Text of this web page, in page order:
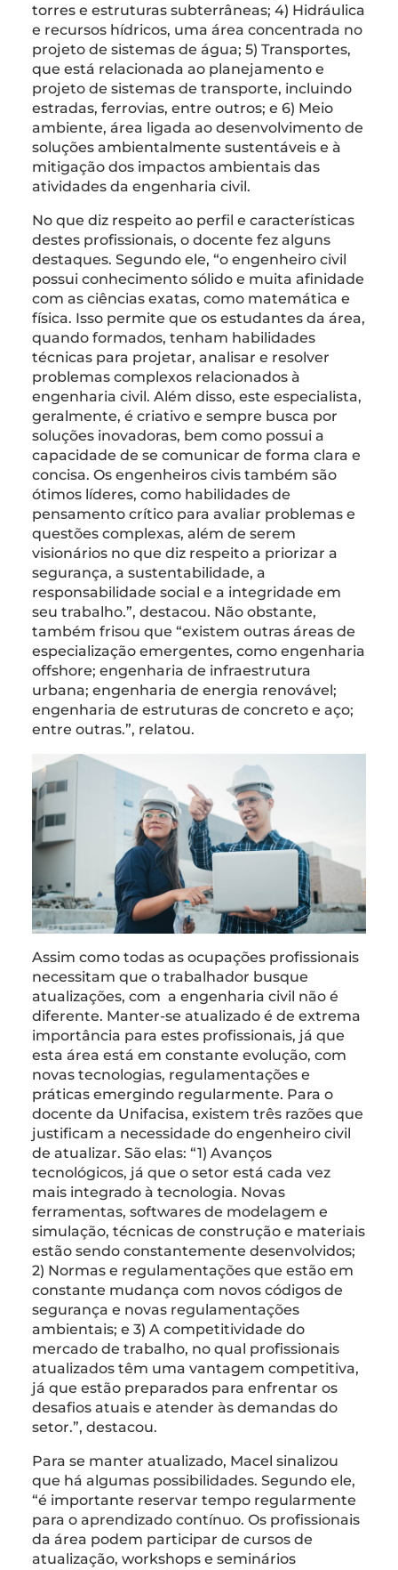
torres e estruturas subterrâneas; 4) Hidráulica
e recursos hídricos, uma área concentrada no
projeto de sistemas de água; 5) Transportes,
que está relacionada ao planejamento e
projeto de sistemas de transporte, incluindo
estradas, ferrovias, entre outros; e 6) Meio
ambiente, área ligada ao desenvolvimento de
soluções ambientalmente sustentáveis e à
mitigação dos impactos ambientais das
atividades da engenharia civil.
No que diz respeito ao perfil e características
destes profissionais, o docente fez alguns
destaques. Segundo ele, “o engenheiro civil
possui conhecimento sólido e muita afinidade
com as ciências exatas, como matemática e
física. Isso permite que os estudantes da área,
quando formados, tenham habilidades
técnicas para projetar, analisar e resolver
problemas complexos relacionados à
engenharia civil. Além disso, este especialista,
geralmente, é criativo e sempre busca por
soluções inovadoras, bem como possui a
capacidade de se comunicar de forma clara e
concisa. Os engenheiros civis também são
ótimos líderes, como habilidades de
pensamento crítico para avaliar problemas e
questões complexas, além de serem
visionários no que diz respeito a priorizar a
segurança, a sustentabilidade, a
responsabilidade social e a integridade em
seu trabalho.”, destacou. Não obstante,
também frisou que “existem outras áreas de
especialização emergentes, como engenharia
offshore; engenharia de infraestrutura
urbana; engenharia de energia renovável;
engenharia de estruturas de concreto e aço;
entre outras.”, relatou.
Assim como todas as ocupações profissionais
necessitam que o trabalhador busque
atualizações, com a engenharia civil não é
diferente. Manter-se atualizado é de extrema
importância para estes profissionais, já que
esta área está em constante evolução, com
novas tecnologias, regulamentações e
práticas emergindo regularmente. Para o
docente da Unifacisa, existem três razões que
justificam a necessidade do engenheiro civil
de atualizar. São elas: “1) Avanços
tecnológicos, já que o setor está cada vez
mais integrado à tecnologia. Novas
ferramentas, softwares de modelagem e
simulação, técnicas de construção e materiais
estão sendo constantemente desenvolvidos;
2) Normas e regulamentações que estão em
constante mudança com novos códigos de
segurança e novas regulamentações
ambientais; e 3) A competitividade do
mercado de trabalho, no qual profissionais
atualizados têm uma vantagem competitiva,
já que estão preparados para enfrentar os
desafios atuais e atender às demandas do
setor.”, destacou.
Para se manter atualizado, Macel sinalizou
que há algumas possibilidades. Segundo ele,
“é importante reservar tempo regularmente
para o aprendizado contínuo. Os profissionais
da área podem participar de cursos de
atualização, workshops e seminários